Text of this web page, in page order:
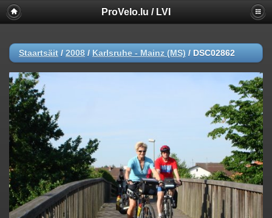
ProVelo.lu / LVI
Staartsäit / 2008 / Karlsruhe - Mainz (MS) / DSC02862